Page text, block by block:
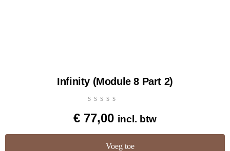
Infinity (Module 8 Part 2)
€ 77,00 incl. btw
Voeg toe